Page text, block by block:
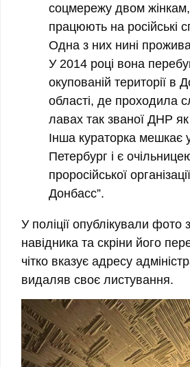
соцмережу двом жінкам,
працюють на російські
Одна з них нині
У 2014 році вона
окупованій території в
області, де проходила
лавах так званої ДНР
Інша кураторка мешкає
Петербург і є
проросійської
Донбасс”.
У поліції опублікували
навідника та скріни його
чітко вказує адресу
видаляв своє листування.